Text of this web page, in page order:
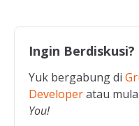
Ingin Berdiskusi?
Yuk bergabung di
Developeratau
You!